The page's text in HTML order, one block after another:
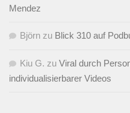
Mendez
Björn zu Blick 310 auf
Kiu G. zu Viral durch
individualisierbarer Videos